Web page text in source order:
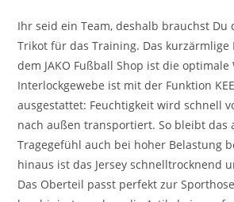
Ihr seid ein Team, deshalb brauchst Du
Trikot für das Training. Das kurzärmlige
dem JAKO Fußball Shop ist die optimale
Interlockgewebe ist mit der Funktion
ausgestattet: Feuchtigkeit wird schnell
nach außen transportiert. So bleibt das
Tragegefühl auch bei hoher Belastung
hinaus ist das Jersey schnelltrocknend
Das Oberteil passt perfekt zur Sporthose